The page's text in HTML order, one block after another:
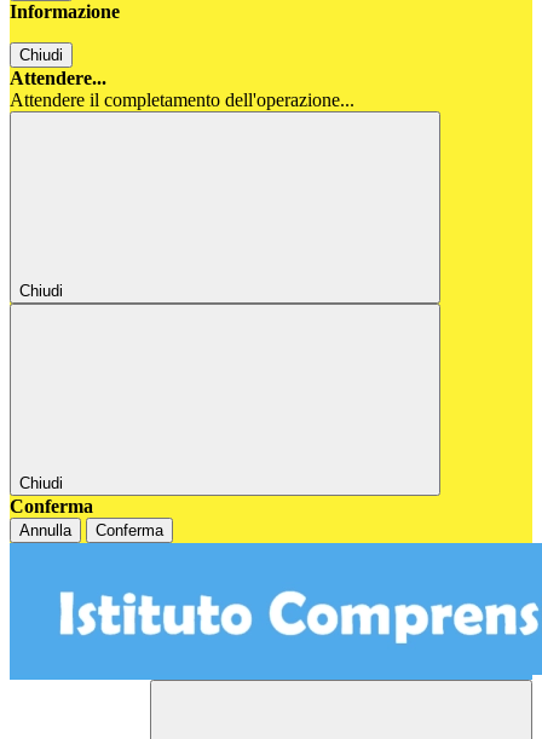
Informazione
Chiudi
Attendere...
Attendere il completamento dell'operazione...
Chiudi
Chiudi
Conferma
Annulla Conferma